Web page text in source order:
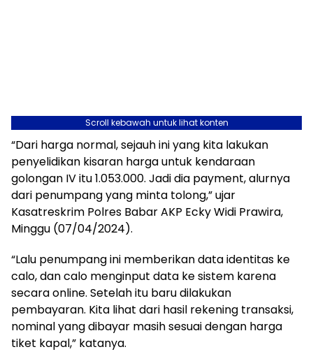
Scroll kebawah untuk lihat konten
“Dari harga normal, sejauh ini yang kita lakukan
penyelidikan kisaran harga untuk kendaraan
golongan IV itu 1.053.000. Jadi dia payment, alurnya
dari penumpang yang minta tolong,” ujar
Kasatreskrim Polres Babar AKP Ecky Widi Prawira,
Minggu (07/04/2024).
“Lalu penumpang ini memberikan data identitas ke
calo, dan calo menginput data ke sistem karena
secara online. Setelah itu baru dilakukan
pembayaran. Kita lihat dari hasil rekening transaksi,
nominal yang dibayar masih sesuai dengan harga
tiket kapal,” katanya.